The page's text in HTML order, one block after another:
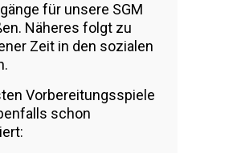
für unsere SGM
Näheres folgt zu
Zeit in den sozialen
Vorbereitungsspiele
schon